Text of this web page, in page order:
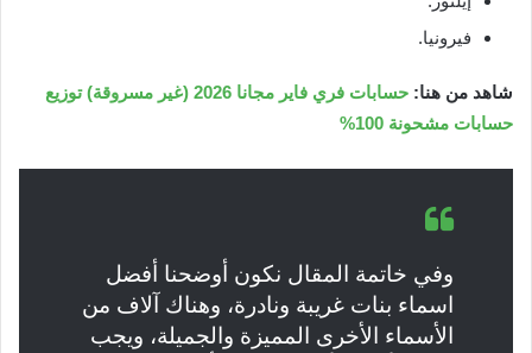
فيرونيا.
شاهد من هنا:
حسابات فري فاير مجانا 2026 (غير مسروقة) توزيع
حسابات مشحونة 100%
وفي خاتمة المقال نكون أوضحنا أفضل
اسماء بنات غريبة ونادرة، وهناك آلاف من
الأسماء الأخرى المميزة والجميلة، ويجب